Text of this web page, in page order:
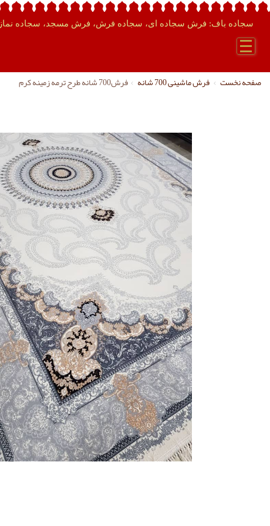
سجاده باف: فرش سجاده ای، سجاده فرش، فرش مسجد، سجاده نماز
صفحه نخست فرش ماشینی 700 شانه فرش700 شانه طرح ترمه زمینه کرم